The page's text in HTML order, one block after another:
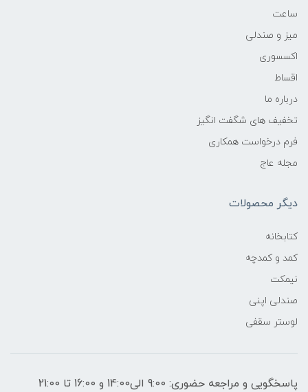
ساعت
میز و صندلی
اکسسوری
اقساط
درباره ما
تخفیف های شگفت انگیز
فرم درخواست همکاری
مجله عاج
دیگر محصولات
کتابخانه
کمد و کمدچه
نیمکت
صندلی اپنی
لوستر سقفی
پاسخگویی و مراجعه حضوری: 9:00 الی14:00 و 16:00 تا 21:00